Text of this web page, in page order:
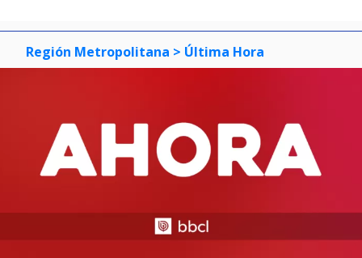
Región Metropolitana > Última Hora